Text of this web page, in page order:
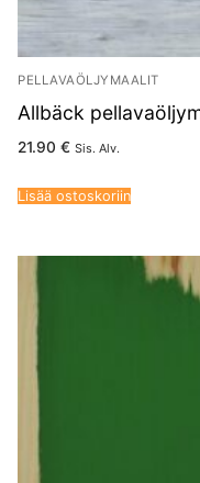
PELLAVAÖLJYMAALIT
Allbäck
21.90 € Sis. Alv.
Lisää ostoskoriin